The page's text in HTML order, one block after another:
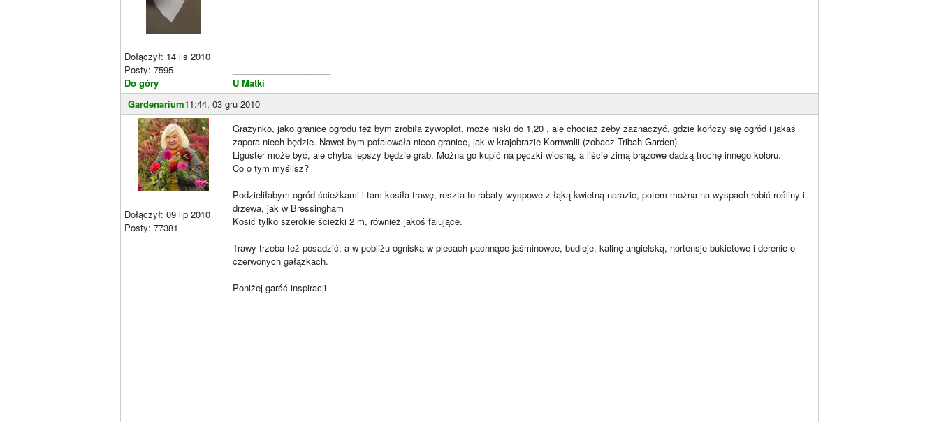
Dołączył: 14 lis 2010
Posty: 7595
Do góry
U Matki
Gardenarium11:44, 03 gru 2010
Dołączył: 09 lip 2010
Posty: 77381
Grażynko, jako granice ogrodu też bym zrobiła żywopłot, może niski do 1,20 , ale chociaż żeby zaznaczyć, gdzie kończy się ogród i jakaś
zapora niech będzie. Nawet bym pofalowała nieco granicę, jak w krajobrazie Kornwalii (zobacz Tribah Garden).
Liguster może być, ale chyba lepszy będzie grab. Można go kupić na pęczki wiosną, a liście zimą brązowe dadzą trochę innego koloru.
Co o tym myślisz?
Podzieliłabym ogród ścieżkami i tam kosiła trawę, reszta to rabaty wyspowe z łąką kwietną narazie, potem można na wyspach robić rośliny i
drzewa, jak w Bressingham
Kosić tylko szerokie ścieżki 2 m, również jakoś falujące.
Trawy trzeba też posadzić, a w pobliżu ogniska w plecach pachnące jaśminowce, budleje, kalinę angielską, hortensje bukietowe i derenie o
czerwonych gałązkach.
Poniżej garść inspiracji